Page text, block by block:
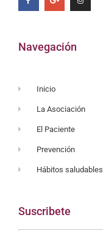
Navegación
Inicio
La Asociación
El Paciente
Prevención
Hábitos saludables
Suscribete